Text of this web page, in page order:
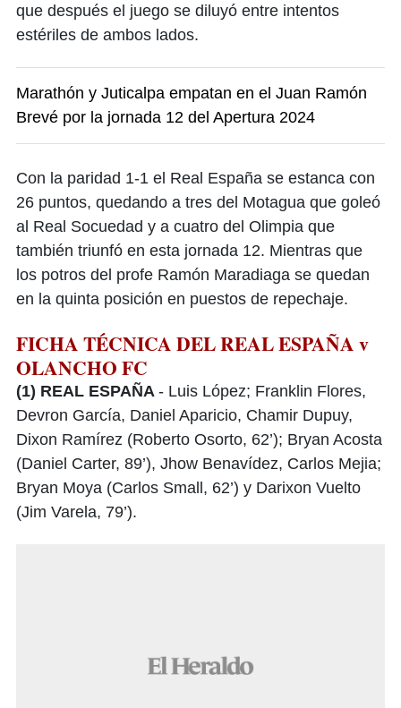
que después el juego se diluyó entre intentos
estériles de ambos lados.
Marathón y Juticalpa empatan en el Juan Ramón
Brevé por la jornada 12 del Apertura 2024
Con la paridad 1-1 el Real España se estanca con
26 puntos, quedando a tres del Motagua que goleó
al Real Socuedad y a cuatro del Olimpia que
también triunfó en esta jornada 12. Mientras que
los potros del profe Ramón Maradiaga se quedan
en la quinta posición en puestos de repechaje.
FICHA TÉCNICA DEL REAL ESPAÑA v
OLANCHO FC
(1) REAL ESPAÑA - Luis López; Franklin Flores,
Devron García, Daniel Aparicio, Chamir Dupuy,
Dixon Ramírez (Roberto Osorto, 62’); Bryan Acosta
(Daniel Carter, 89’), Jhow Benavídez, Carlos Mejia;
Bryan Moya (Carlos Small, 62’) y Darixon Vuelto
(Jim Varela, 79’).